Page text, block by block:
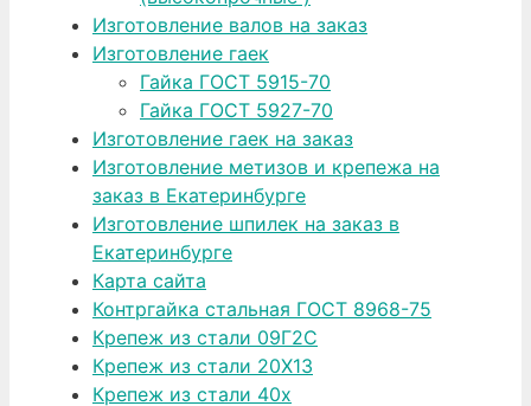
Изготовление валов на заказ
Изготовление гаек
Гайка ГОСТ 5915-70
Гайка ГОСТ 5927-70
Изготовление гаек на заказ
Изготовление метизов и крепежа на
заказ в Екатеринбурге
Изготовление шпилек на заказ в
Екатеринбурге
Карта сайта
Контргайка стальная ГОСТ 8968-75
Крепеж из стали 09Г2С
Крепеж из стали 20Х13
Крепеж из стали 40х